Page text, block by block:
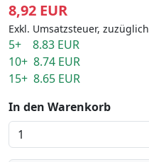
8,92 EUR
Exkl. Umsatzsteuer,
5+ 8.83 EUR
10+ 8.74 EUR
15+ 8.65 EUR
In den Warenkorb